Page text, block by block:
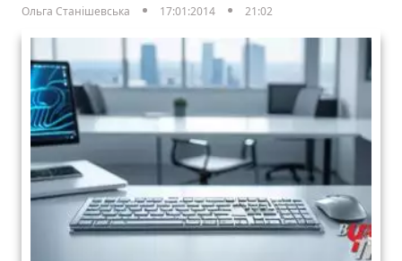
Ольга Станішевська
17:01:2014 21:02